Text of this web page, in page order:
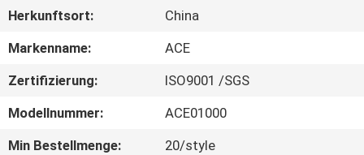
ÜBER
UNS
FABRIK-
AUSFLUG
Herkunftsort:
China
Markenname:
ACE
Zertifizierung:
ISO9001 /SGS
Modellnummer:
ACE01000
Min Bestellmenge:
20/style